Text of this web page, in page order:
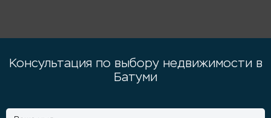
Консультация по выбору недвижимости в
Батуми